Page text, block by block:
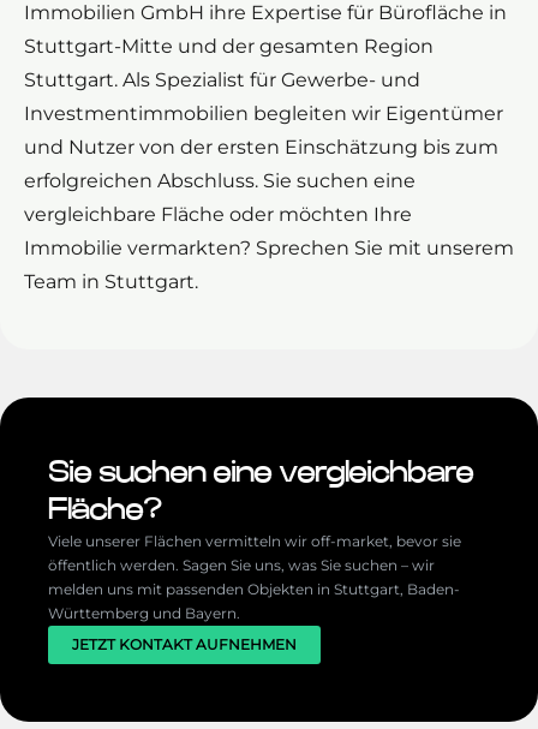
Immobilien GmbH ihre Expertise für Bürofläche in
Stuttgart-Mitte und der gesamten Region
Stuttgart. Als Spezialist für Gewerbe- und
Investmentimmobilien begleiten wir Eigentümer
und Nutzer von der ersten Einschätzung bis zum
erfolgreichen Abschluss. Sie suchen eine
vergleichbare Fläche oder möchten Ihre
Immobilie vermarkten? Sprechen Sie mit unserem
Team in Stuttgart.
Sie suchen eine vergleichbare
Fläche?
Viele unserer Flächen vermitteln wir off-market, bevor sie
öffentlich werden. Sagen Sie uns, was Sie suchen – wir
melden uns mit passenden Objekten in Stuttgart, Baden-
Württemberg und Bayern.
JETZT KONTAKT AUFNEHMEN